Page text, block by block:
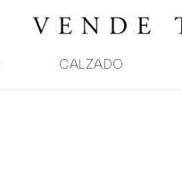
CALZADO